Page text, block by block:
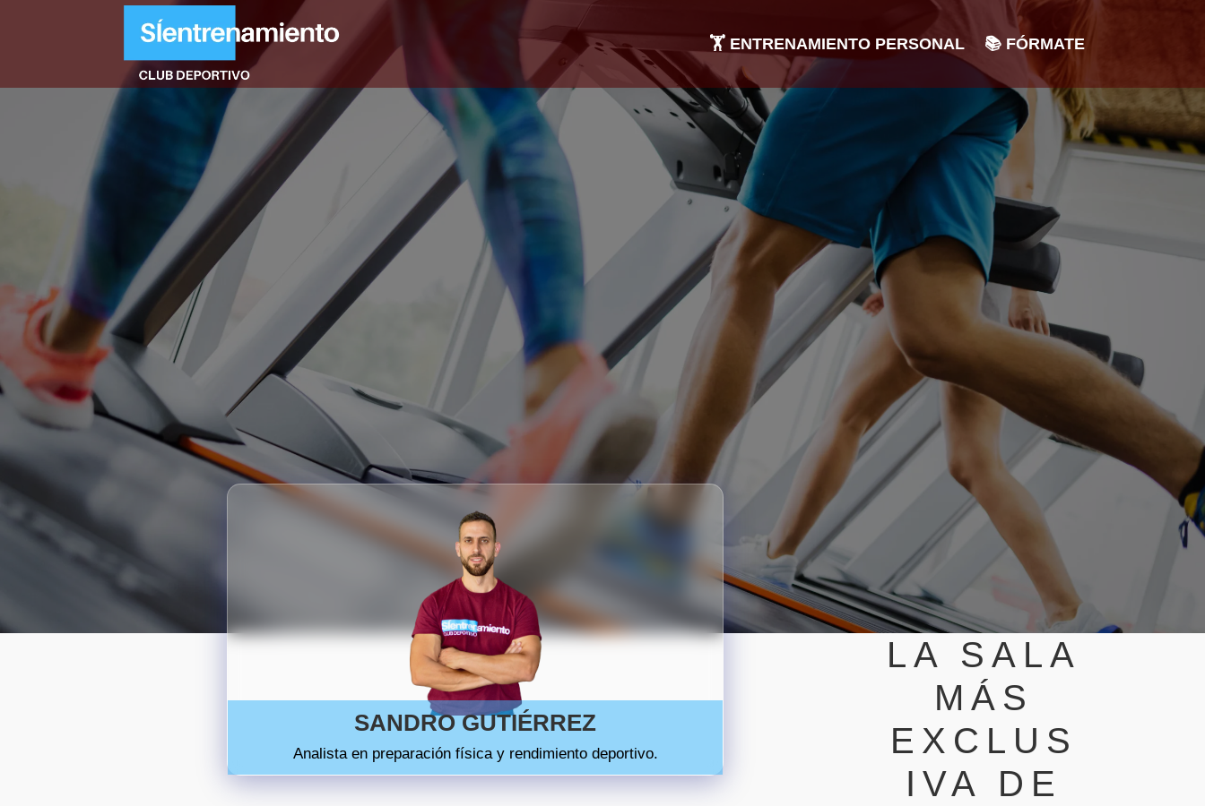
🏋️ ENTRENAMIENTO PERSONAL 📚 FÓRMATE
SANDRO GUTIÉRREZ
Analista en preparación física y rendimiento deportivo.
LA SALA
MÁS
EXCLUS
IVA DE